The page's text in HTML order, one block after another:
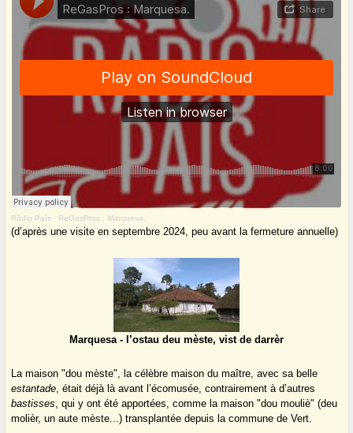
Ràdio País · ReGasPros : Marquesa.
(d’après une visite en septembre 2024, peu avant la fermeture annuelle)
Marquesa - l’ostau deu mèste, vist de darrèr
La maison "dou mèste", la célèbre maison du maître, avec sa belle
estantade, était déjà là avant l’écomusée, contrairement à d’autres
bastisses, qui y ont été apportées, comme la maison "dou mouliè" (deu
molièr, un aute mèste...) transplantée depuis la commune de Vert.